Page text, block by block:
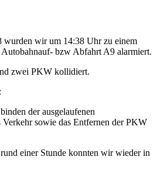
wurden wir um 14:38 Uhr zu einem
bzw Abfahrt A9 alarmiert.
zwei PKW kollidiert.
der ausgelaufenen
sowie das Entfernen der PKW
einer Stunde konnten wir wieder in